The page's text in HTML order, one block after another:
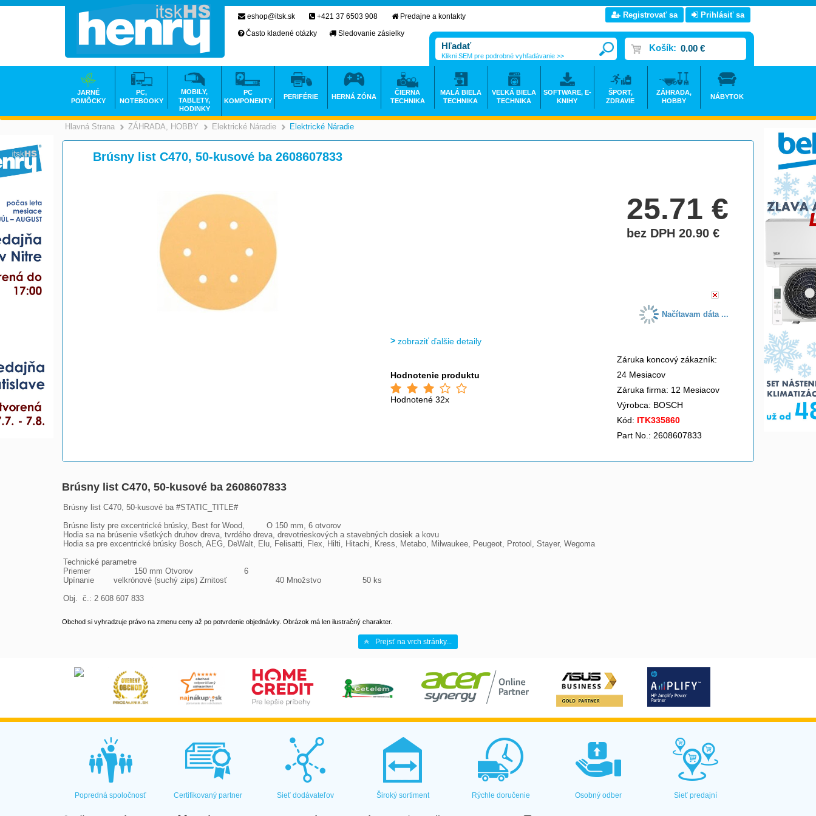
Hlavná Strana >
ZÁHRADA, HOBBY >
Elektrické Náradie >
Elektrické Náradie
Brúsny list C470, 50-kusové ba 2608607833
25.71€
bez DPH 20.90€
Načítavam dáta ...
zobraziť ďalšie detaily
Hodnotenie produktu
Hodnotené 32x
Záruka koncový zákazník:
24 Mesiacov
Záruka firma: 12 Mesiacov
Výrobca: BOSCH
Kód: ITK335860
Part No.: 2608607833
Brúsny list C470, 50-kusové ba 2608607833
Brúsny list C470, 50-kusové ba #STATIC_TITLE#
Brúsne listy pre excentrické brúsky, Best for Wood,         O 150 mm, 6 otvorov
Hodia sa na brúsenie všetkých druhov dreva, tvrdého dreva, drevotrieskových a stavebných dosiek a kovu
Hodia sa pre excentrické brúsky Bosch, AEG, DeWalt, Elu, Felisatti, Flex, Hilti, Hitachi, Kress, Metabo, Milwaukee, Peugeot, Protool, Stayer, Wegoma
Technické parametre
Priemer                  150 mm Otvorov                     6
Upínanie        velkrónové (suchý zips) Zrnitosť                    40 Množstvo                 50 ks
Obj.  č.: 2 608 607 833
Obchod si vyhradzuje právo na zmenu ceny až po potvrdenie objednávky. Obrázok má len ilustračný charakter.
Prejsť na vrch stránky...
eshop@itsk.sk +421 37 6503 908
Predajne a kontakty
Často kladené otázky
Sledovanie zásielky
Registrovať sa Prihlásiť sa
Košík: 0.00 €
Klikni SEM pre podrobné vyhľadávanie >>
JARNÉ
POMÔCKY
PC,
NOTEBOOKY
MOBILY,
TABLETY,
HODINKY
PC
KOMPONENTY
PERIFÉRIE HERNÁ ZÓNA
ČIERNA
TECHNIKA
MALÁ BIELA
TECHNIKA
VEĽKÁ BIELA
TECHNIKA
SOFTWARE, E-
KNIHY
ŠPORT,
ZDRAVIE
ZÁHRADA,
HOBBY
NÁBYTOK
Popredná spoločnosť Certifikovaný partner Sieť dodávateľov Široký sortiment Rýchle doručenie Osobný odber Sieť predajní